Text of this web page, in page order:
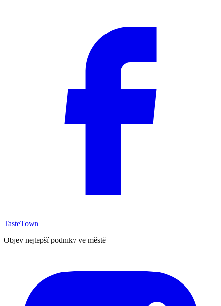
TasteTown
Objev nejlepší podniky ve městě